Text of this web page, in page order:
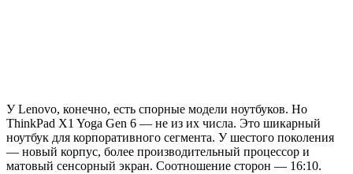
У Lenovo, конечно, есть спорные модели ноутбуков. Но
ThinkPad X1 Yoga Gen 6 — не из их числа. Это шикарный
ноутбук для корпоративного сегмента. У шестого поколения
— новый корпус, более производительный процессор и
матовый сенсорный экран. Соотношение сторон — 16:10.